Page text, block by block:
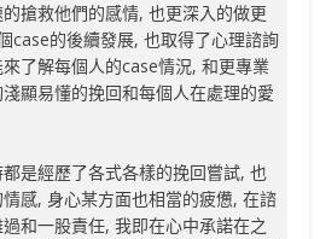
搶救他們的感情, 也更深入的做更
case的後續發展, 也取得了心理諮詢
了解每個人的case情況, 和更專業
顯易懂的挽回和每個人在處理的愛
是經歷了各式各樣的挽回嘗試, 也
感, 身心某方面也相當的疲憊, 在諮
和一股責任, 我即在心中承諾在之